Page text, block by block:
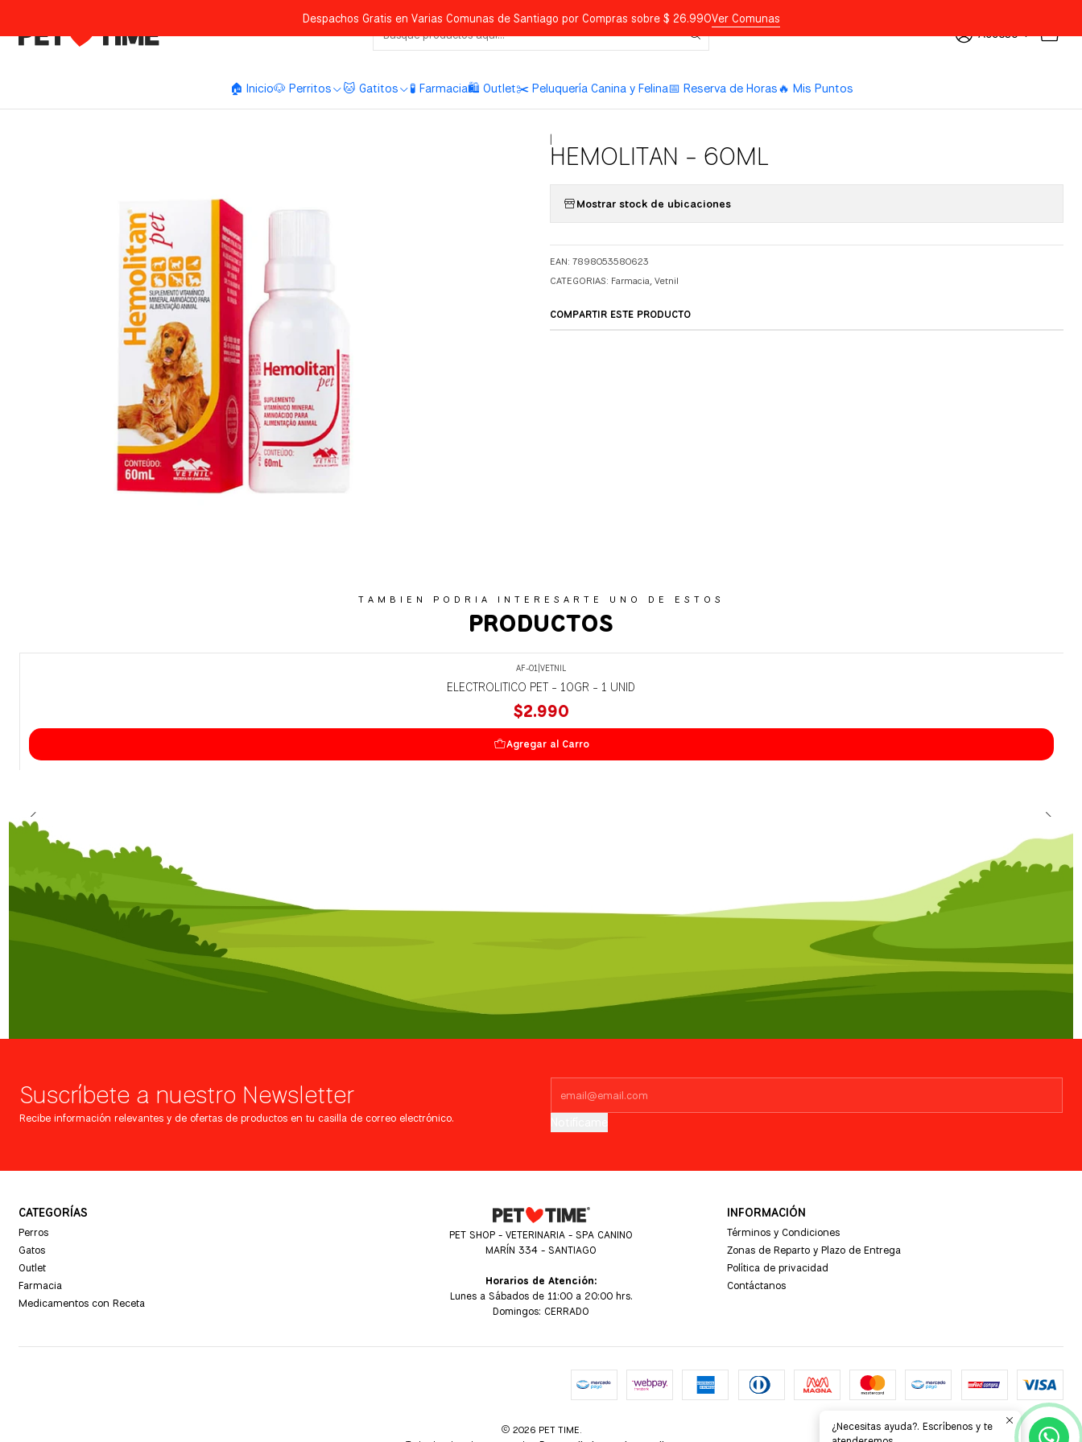
Acceso
🏠 Inicio🐶 Perritos 🐱 Gatitos 🧪 Farmacia🛍️ Outlet✂️ Peluquería Canina y Felina📅 Reserva de Horas🔥 Mis Puntos
Despachos Gratis en Varias Comunas de Santiago por Compras sobre $ 26.990Ver Comunas
HEMOLITAN - 60ML
Mostrar stock de ubicaciones
EAN: 7898053580623
CATEGORIAS: Farmacia,Vetnil
COMPARTIR ESTE PRODUCTO
TAMBIEN PODRIA INTERESARTE UNO DE ESTOS
PRODUCTOS
AF-01 |VETNIL
ELECTROLITICO PET - 10GR - 1 UNID
$2.990
Agregar al Carro
Suscríbete a nuestro Newsletter
Recibe información relevantes y de ofertas de productos en tu casilla de correo electrónico.
CATEGORÍAS
Perros
Gatos
Outlet
Farmacia
Medicamentos con Receta
PET SHOP - VETERINARIA - SPA CANINO
MARÍN 334 - SANTIAGO
Horarios de Atención:
Lunes a Sábados de 11:00 a 20:00 hrs.
Domingos: CERRADO
INFORMACIÓN
Términos y Condiciones
Zonas de Reparto y Plazo de Entrega
Política de privacidad
Contáctanos
2026 PET TIME.
¿Necesitas ayuda?. Escríbenos y te